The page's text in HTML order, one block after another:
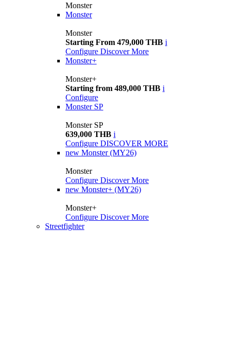
Monster
Monster
Monster
Starting From 479,000 THB i
Configure Discover More
Monster+
Monster+
Starting from 489,000 THB i
Configure
Monster SP
Monster SP
639,000 THB i
Configure DISCOVER MORE
new Monster (MY26)
Monster
Configure Discover More
new Monster+ (MY26)
Monster+
Configure Discover More
Streetfighter